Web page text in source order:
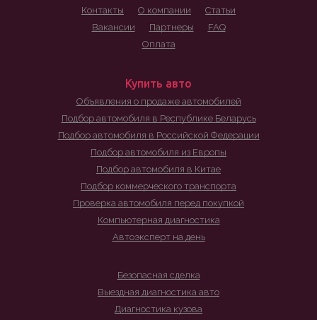
Контакты О компании
Статьи
Вакансии
Партнеры
FAQ
Оплата
Купить авто
Объявления о продаже автомобилей
Подбор автомобиля в Республике Беларусь
Подбор автомобиля в Российской Федерации
Подбор автомобиля из Европы
Подбор автомобиля в Китае
Подбор коммерческого транспорта
Проверка автомобиля перед покупкой
Компьютерная диагностика
Автоэксперт на день
Безопасная сделка
Выездная диагностика авто
Диагностика кузова